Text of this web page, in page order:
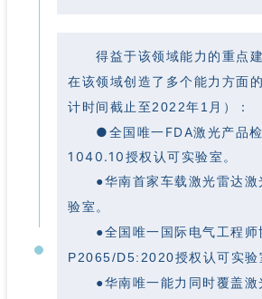
得益于该领域能力的重点
在该领域创造了多个能力方面
计时间截止至2022年1月）：
●全国唯一FDA激光产品
1040.10授权认可实验室。
●华南首家车载激光雷达
验室。
●全国唯一国际电气工程
P2065/D5:2020授权认可实验
●华南唯一能力同时覆盖